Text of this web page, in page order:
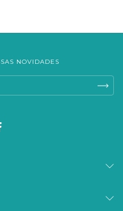
NOVIDADES